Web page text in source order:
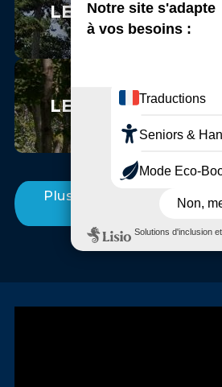
LE PARC FLORAL
LE BOIS SAINT-
Plus d'Incontournables
Bois